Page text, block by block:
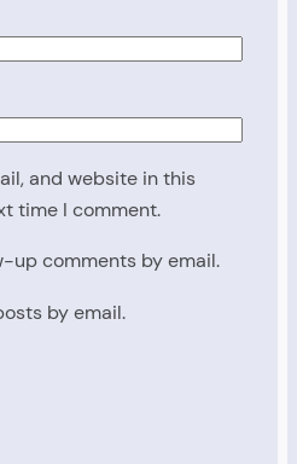
and website in this
time I comment.
up comments by email.
by email.